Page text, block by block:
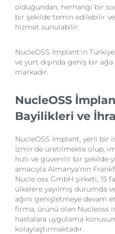
olduğundan, herhangi bir
bir şekilde temin edilebilir
hizmet sunulabilir.
NucleOSS İmplant'ın
ve yurt dışında geniş bir
markadır.
NucleOSS
Bayilikleri ve
NucleOSS İmplant, yerli bir
İzmir'de üretilmekte olup,
hızlı ve güvenilir bir şekilde
amacıyla Almanya'nın
Nucle oss GmbH şirketi, 15
ülkelere yayılmış durumda
ağını genişletmeye devam
firma, ürünü olan Nucleoss
hastalara uygulama
kolaylaştırmaktadır.